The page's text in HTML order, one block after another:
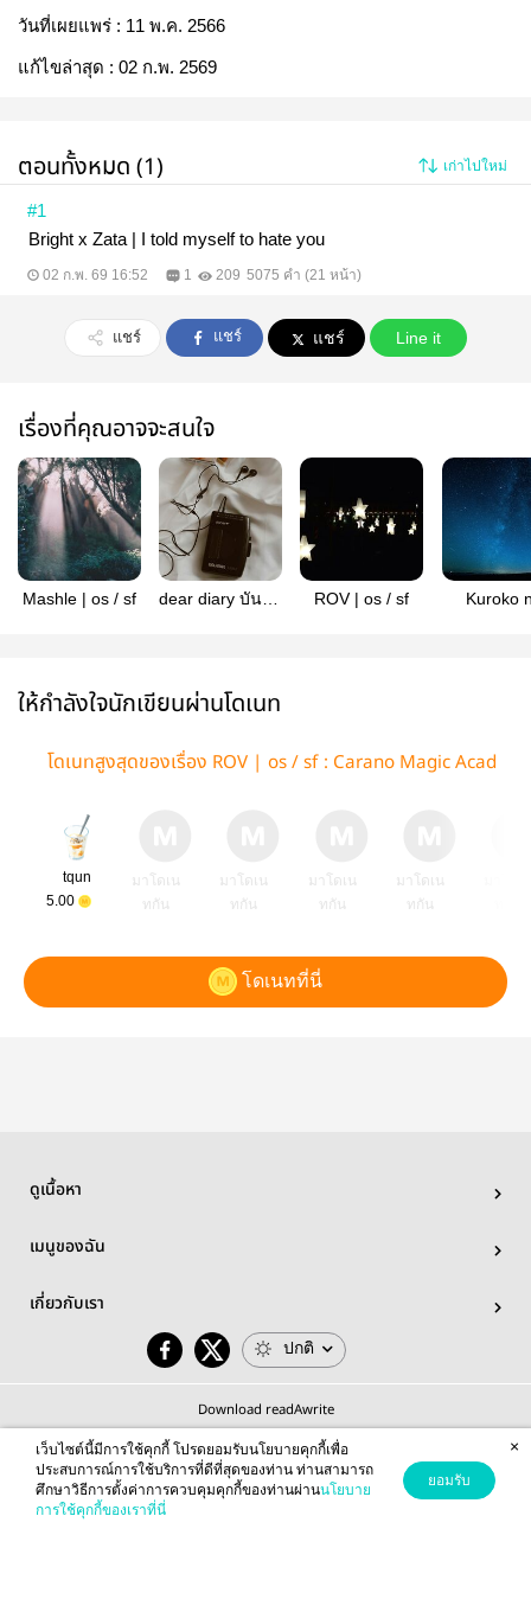
วันที่เผยแพร่ : 11 พ.ค. 2566
แก้ไขล่าสุด : 02 ก.พ. 2569
ตอนทั้งหมด (1) เก่าไปใหม่
#1
Bright x Zata | I told myself to hate you
02 ก.พ. 69 16:52 1 209 5075 คำ (21 หน้า)
แชร์ แชร์ แชร์ Line it
เรื่องที่คุณอาจจะสนใจ
Mashle | os / sf
dear diary บันทึก
ROV | os / sf
Kuroko
ให้กำลังใจนักเขียนผ่านโดเนท
โดเนทสูงสุดของเรื่อง ROV | os / sf : Carano Magic Acad
tqun
5.00
มาโดเน
ทกัน
มาโดเน
ทกัน
มาโดเน
ทกัน
มาโดเน
ทกัน
โดเนทที่นี่
ดูเนื้อหา
เมนูของฉัน
เกี่ยวกับเรา
ปกติ
Download readAwrite
© 2026 readAwrite.com by MEB Corporation Public Company Limited
This site is protected by reCAPTCHA and the Google
เว็บไซต์นี้มีการใช้คุกกี้ โปรดยอมรับนโยบายคุกกี้เพื่อ
ประสบการณ์การใช้บริการที่ดีที่สุดของท่าน ท่านสามารถ
ศึกษาวิธีการตั้งค่าการควบคุมคุกกี้ของท่านผ่านนโยบาย
การใช้คุกกี้ของเราที่นี่
ยอมรับ
×